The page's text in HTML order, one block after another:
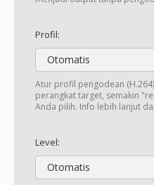
Profil:
Otomatis
Atur profil pengodean
perangkat target, semakin
Anda pilih. Info lebih lanjut
Level:
Otomatis